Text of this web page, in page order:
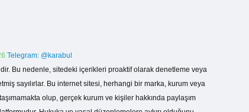
Telegram: @karabul
Bu nedenle, sitedeki içerikleri proaktif olarak denetleme veya
sayılırlar. Bu internet sitesi, herhangi bir marka, kurum veya
olup, gerçek kurum ve kişiler hakkında paylaşım